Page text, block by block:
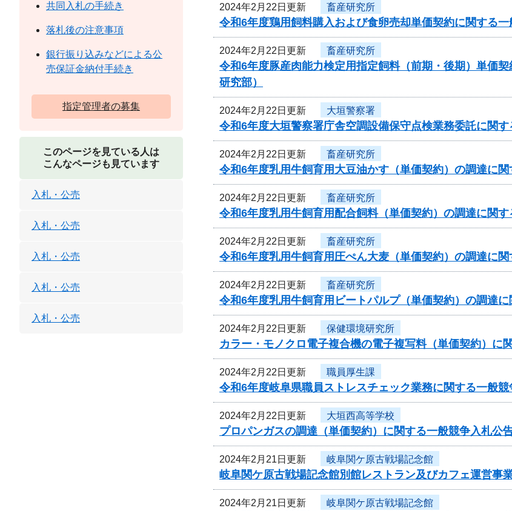
2024年2月22日更新 畜産研究所
令和6年度鶏用飼料購入および食卵売却単価契約に関する
2024年2月22日更新 畜産研究所
令和6年度豚産肉能力検定用指定飼料（前期・後期）単価
研究部）
2024年2月22日更新 大垣警察署
令和6年度大垣警察署庁舎空調設備保守点検業務委託に関
2024年2月22日更新 畜産研究所
令和6年度乳用牛飼育用大豆油かす（単価契約）の調達に
2024年2月22日更新 畜産研究所
令和6年度乳用牛飼育用配合飼料（単価契約）の調達に関
2024年2月22日更新 畜産研究所
令和6年度乳用牛飼育用圧ぺん大麦（単価契約）の調達に
2024年2月22日更新 畜産研究所
令和6年度乳用牛飼育用ビートパルプ（単価契約）の調達
2024年2月22日更新 保健環境研究所
カラー・モノクロ電子複合機の電子複写料（単価契約）に
2024年2月22日更新 職員厚生課
令和6年度岐阜県職員ストレスチェック業務に関する一般
2024年2月22日更新 大垣西高等学校
プロパンガスの調達（単価契約）に関する一般競争入札公
2024年2月21日更新 岐阜関ケ原古戦場記念館
岐阜関ケ原古戦場記念館別館レストラン及びカフェ運営事
2024年2月21日更新 岐阜関ケ原古戦場記念館
共同入札の手続き
落札後の注意事項
銀行振り込みなどによる公
売保証金納付手続き
指定管理者の募集
このページを見ている人は
こんなページも見ています
入札・公売
入札・公売
入札・公売
入札・公売
入札・公売